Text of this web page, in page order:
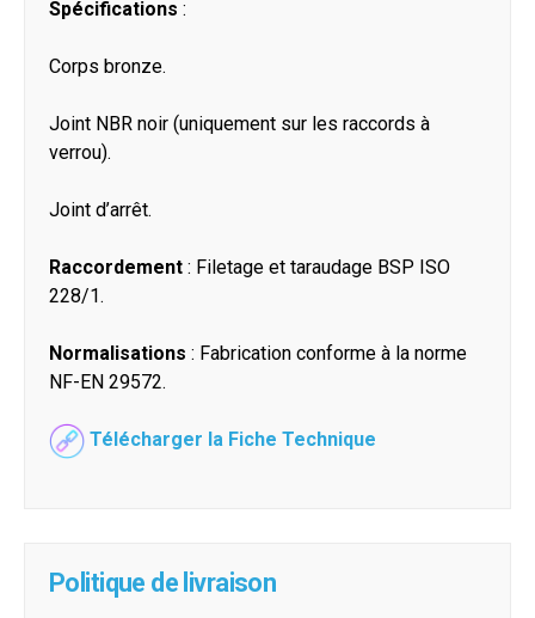
Spécifications :
Corps bronze.
Joint NBR noir (uniquement sur les raccords à
verrou).
Joint d’arrêt.
Raccordement : Filetage et taraudage BSP ISO
228/1.
Normalisations : Fabrication conforme à la norme
NF-EN 29572.
Télécharger la Fiche Technique
Politique de livraison